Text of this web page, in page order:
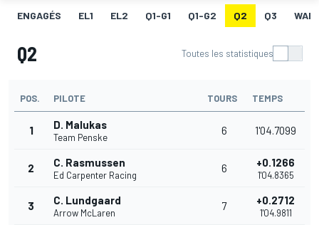
ENGAGÉS EL1 EL2 Q1-G1 Q1-G2 Q2 Q3
Q2 Toutes les statistiques
POS. PILOTE TOURS TEMPS
1 D. Malukas
Team Penske
6 1'04.7099
2 C. Rasmussen
Ed Carpenter Racing
6 +0.1266
1'04.8365
3 C. Lundgaard
Arrow McLaren
7 +0.2712
1'04.9811